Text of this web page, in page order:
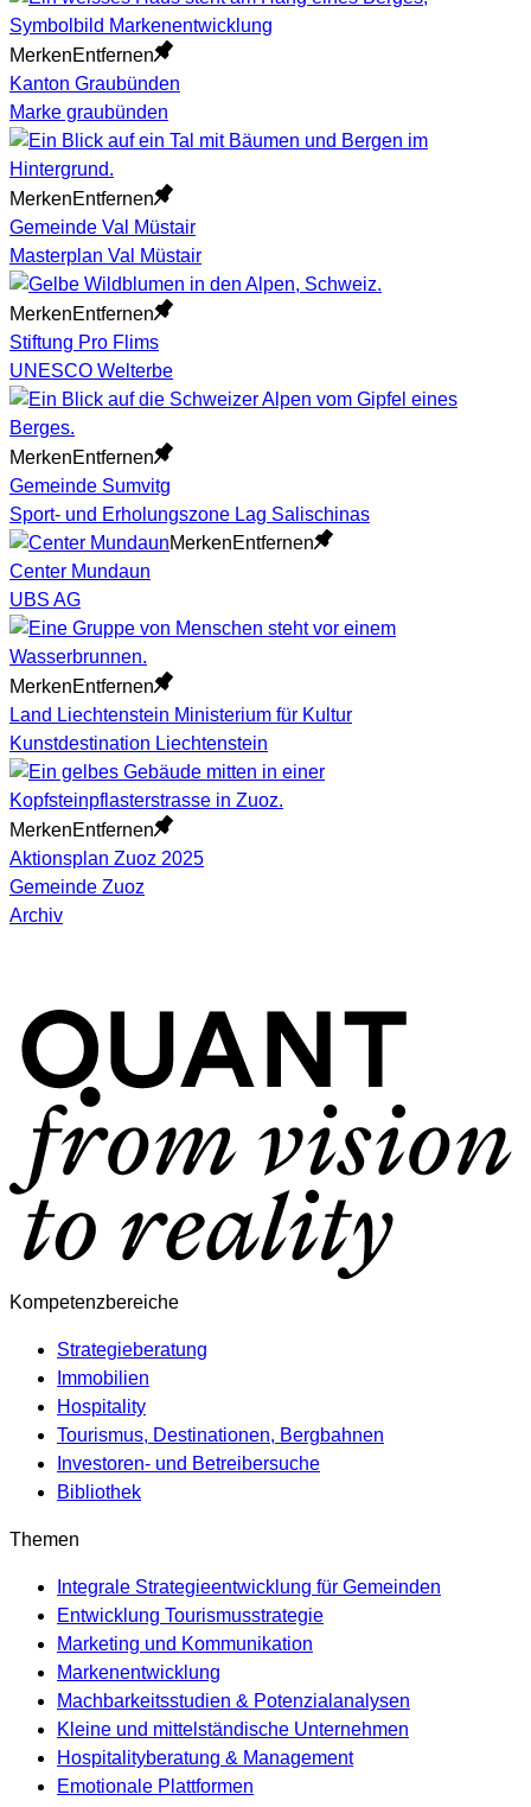
MerkenEntfernen
Kanton Graubünden
Marke graubünden
MerkenEntfernen
Gemeinde Val Müstair
Masterplan Val Müstair
MerkenEntfernen
Stiftung Pro Flims
UNESCO Welterbe
MerkenEntfernen
Gemeinde Sumvitg
Sport- und Erholungszone Lag Salischinas
MerkenEntfernen
Center Mundaun
UBS AG
MerkenEntfernen
Land Liechtenstein Ministerium für Kultur
Kunstdestination Liechtenstein
MerkenEntfernen
Aktionsplan Zuoz 2025
Gemeinde Zuoz
Archiv
Kompetenzbereiche
Strategieberatung
Immobilien
Hospitality
Tourismus, Destinationen, Bergbahnen
Investoren- und Betreibersuche
Bibliothek
Themen
Integrale Strategieentwicklung für Gemeinden
Entwicklung Tourismusstrategie
Marketing und Kommunikation
Markenentwicklung
Machbarkeitsstudien & Potenzialanalysen
Kleine und mittelständische Unternehmen
Hospitalityberatung & Management
Emotionale Plattformen